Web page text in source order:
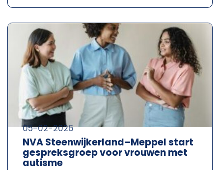
NVA Steenwijkerland–Meppel start
gespreksgroep voor vrouwen met
autisme
05-02-2026